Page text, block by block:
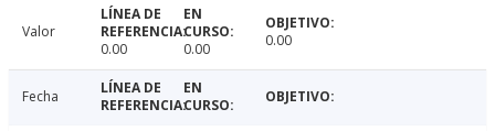
Valor
0.00
0.00 0.00
Fecha